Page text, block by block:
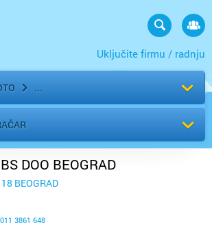
Uključite firmu / radnju
DOO BEOGRAD
BEOGRAD
011 3861 648